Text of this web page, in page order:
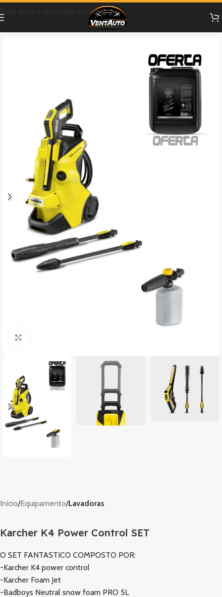
Pular para o conteúdo principal
Início Equipamento Lavadoras
Karcher K4 Power Control SET
O SET FANTASTICO COMPOSTO POR:
-Karcher K4 power control
-Karcher Foam Jet
-Badboys Neutral snow foam PRO 5L